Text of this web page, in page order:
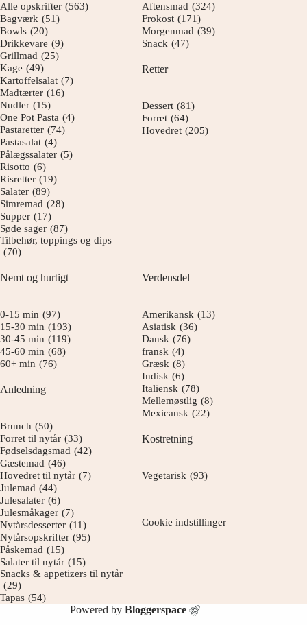
Alle opskrifter (563)
Bagværk (51)
Bowls (20)
Drikkevare (9)
Grillmad (25)
Kage (49)
Kartoffelsalat (7)
Madtærter (16)
Nudler (15)
One Pot Pasta (4)
Pastaretter (74)
Pastasalat (4)
Pålægssalater (5)
Risotto (6)
Risretter (19)
Salater (89)
Simremad (28)
Supper (17)
Søde sager (87)
Tilbehør, toppings og dips
(70)
Aftensmad (324)
Frokost (171)
Morgenmad (39)
Snack (47)
Retter
Dessert (81)
Forret (64)
Hovedret (205)
Nemt og hurtigt
0-15 min (97)
15-30 min (193)
30-45 min (119)
45-60 min (68)
60+ min (76)
Anledning
Brunch (50)
Forret til nytår (33)
Fødselsdagsmad (42)
Gæstemad (46)
Hovedret til nytår (7)
Julemad (44)
Julesalater (6)
Julesmåkager (7)
Nytårsdesserter (11)
Nytårsopskrifter (95)
Påskemad (15)
Salater til nytår (15)
Snacks & appetizers til nytår
(29)
Tapas (54)
Verdensdel
Amerikansk (13)
Asiatisk (36)
Dansk (76)
fransk (4)
Græsk (8)
Indisk (6)
Italiensk (78)
Mellemøstlig (8)
Mexicansk (22)
Kostretning
Vegetarisk (93)
Cookie indstillinger
Powered byBloggerspace